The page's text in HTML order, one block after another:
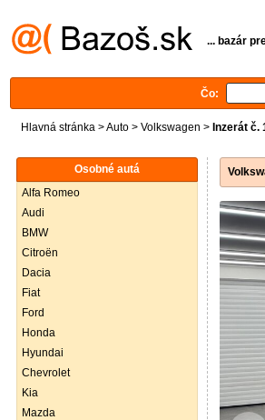
... bazár
Čo:
Hlavná stránka >Auto > Volkswagen > Inzerát č.
Osobné autá
Alfa Romeo
Audi
BMW
Citroën
Dacia
Fiat
Ford
Honda
Hyundai
Chevrolet
Kia
Mazda